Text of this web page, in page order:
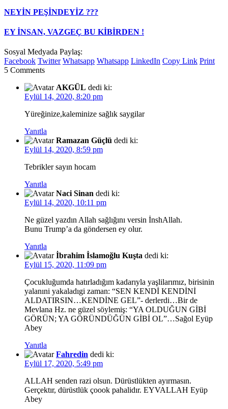
NEYİN PEŞİNDEYİZ ???
EY İNSAN, VAZGEÇ BU KİBİRDEN !
Sosyal Medyada Paylaş:
Facebook Twitter Whatsapp Whatsapp LinkedIn Copy Link Print
5 Comments
AKGÜL dedi ki:
Eylül 14, 2020, 8:20 pm
Yüreğinize,kaleminize sağlık saygilar
Yanıtla
Ramazan Güçlü dedi ki:
Eylül 14, 2020, 8:59 pm
Tebrikler sayın hocam
Yanıtla
Naci Sinan dedi ki:
Eylül 14, 2020, 10:11 pm
Ne güzel yazdın Allah sağlığını versin İnshAllah.
Bunu Trump’a da göndersen ey olur.
Yanıtla
İbrahim İslamoğlu Kuşta dedi ki:
Eylül 15, 2020, 11:09 pm
Çocukluğumda hatırladığım kadarıyla yaşlilarımız, birisinin
yalanıni yakaladıgi zaman: “SEN KENDİ KENDİNİ
ALDATIRSIN…KENDİNE GEL”- derlerdi…Bir de
Mevlana Hz. ne güzel söylemiş: “YA OLDUĞUN GİBİ
GÖRÜN; YA GÖRÜNDÜĞÜN GİBİ OL”…Sağol Eyüp
Abey
Yanıtla
Fahredin dedi ki:
Eylül 17, 2020, 5:49 pm
ALLAH senden razi olsun. Dürüstlükten ayırmasın.
Gerçektır, dürüstlük çoook pahalidır. EYVALLAH Eyüp
Abey